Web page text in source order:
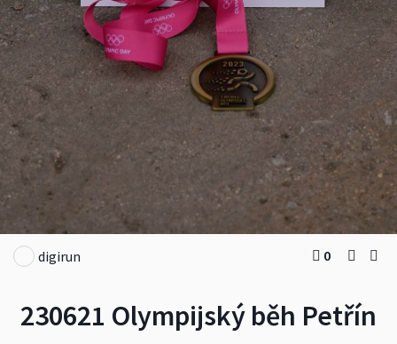
230621 Olympijský běh Petřín
digirun 0